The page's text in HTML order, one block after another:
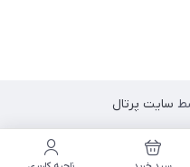
سایت پرتال